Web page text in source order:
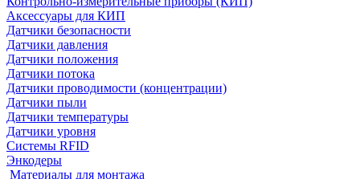
Аксессуары для КИП
Датчики безопасности
Датчики давления
Датчики положения
Датчики потока
Датчики проводимости (концентрации)
Датчики пыли
Датчики температуры
Датчики уровня
Системы RFID
Энкодеры
Материалы для монтажа